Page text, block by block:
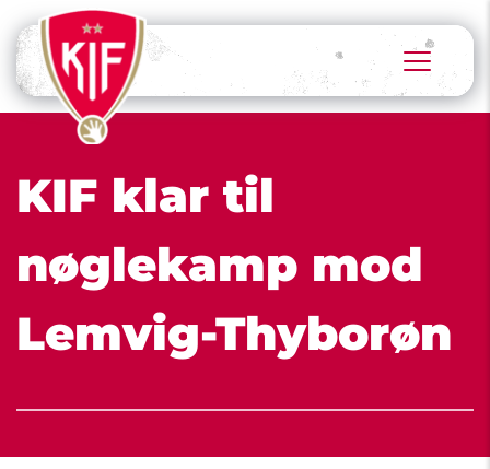
KIF klar til
nøglekamp mod
Lemvig-Thyborøn